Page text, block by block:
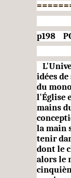
p198
idées
du
l'Église
mains
la main
tenir
dont le
alors le